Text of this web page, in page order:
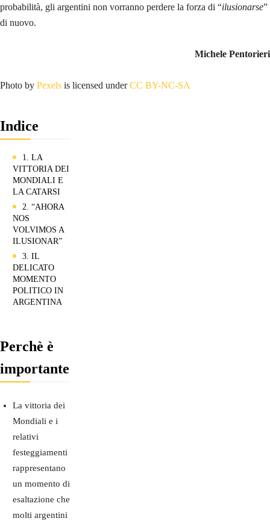
probabilità, gli argentini non vorranno perdere la forza di “ilusionarse”
di nuovo.
Michele Pentorieri
Photo by Pexels is licensed underCC BY-NC-SA
Indice
1. LA
VITTORIA DEI
MONDIALI E
LA CATARSI
2. “AHORA
NOS
VOLVIMOS A
ILUSIONAR”
3. IL
DELICATO
MOMENTO
POLITICO IN
ARGENTINA
Perchè è
importante
La vittoria dei
Mondiali e i
relativi
festeggiamenti
rappresentano
un momento di
esaltazione che
molti argentini